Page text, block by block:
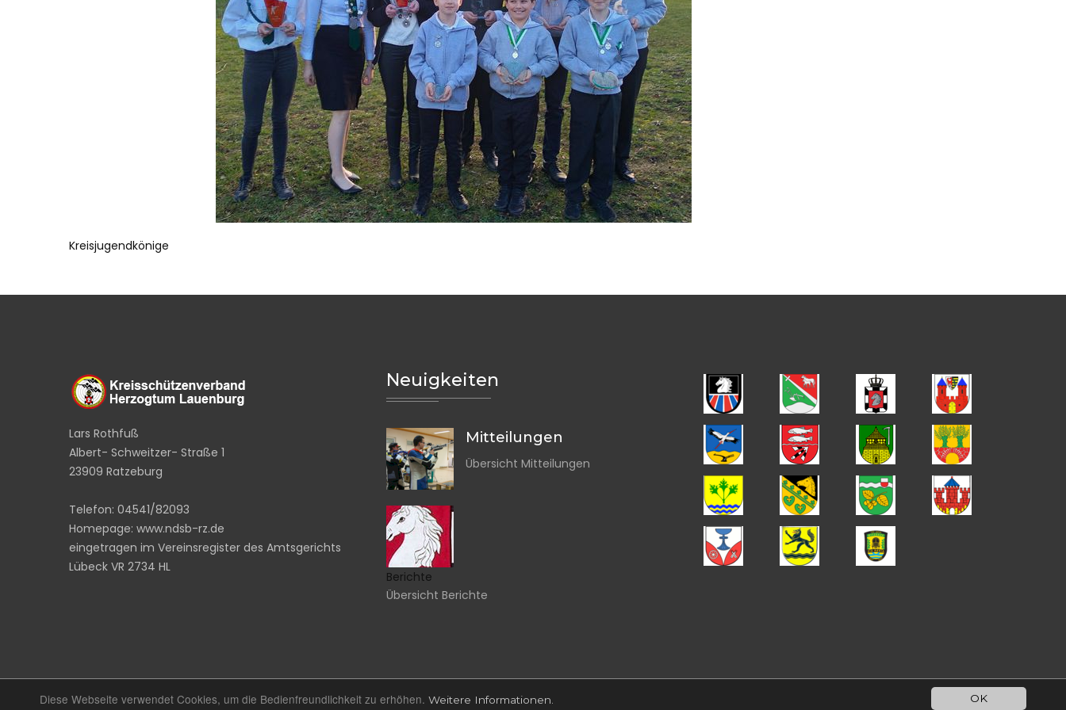
OK
Diese Webseite verwendet Cookies, um die Bedienfreundlichkeit zu erhöhen. Weitere Informationen.
Kreisjugendkönige
Lars Rothfuß
Albert- Schweitzer- Straße 1
23909 Ratzeburg
Telefon: 04541/82093
Homepage: www.ndsb-rz.de
eingetragen im Vereinsregister des Amtsgerichts
Lübeck VR 2734 HL
Neuigkeiten
Mitteilungen
Übersicht Mitteilungen
Berichte
Übersicht Berichte
Copyright ©NDSB-RZ2020 Datenschutz